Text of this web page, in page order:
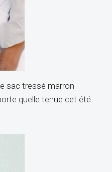
sac tressé marron
quelle tenue cet été